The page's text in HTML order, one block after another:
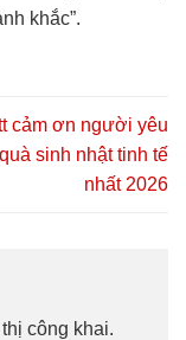
khắc”.
cảm ơn người yêu
sinh nhật tinh tế
nhất 2026
công khai.